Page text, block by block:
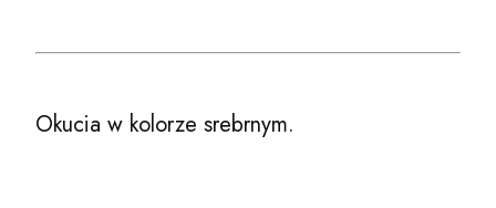
Okucia w kolorze srebrnym.